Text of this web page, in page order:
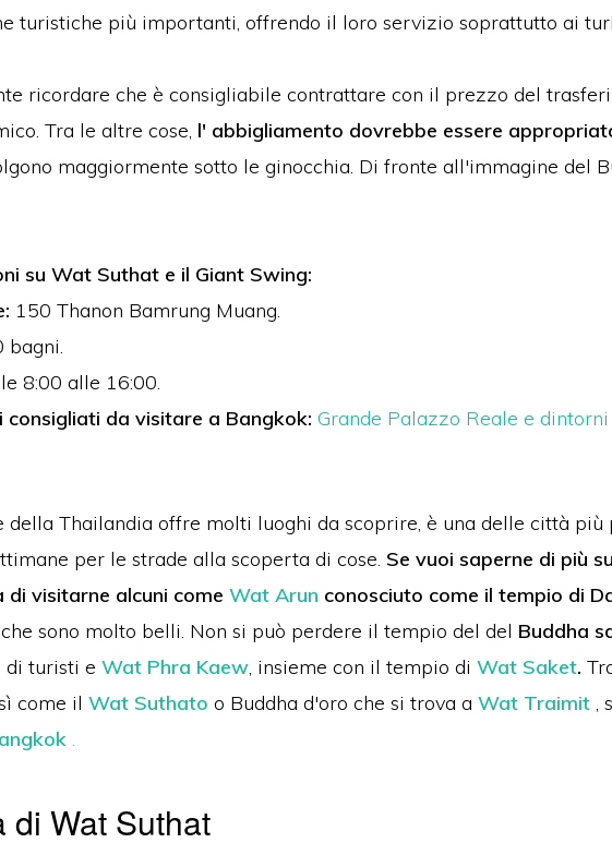
turistiche più importanti, offrendo il loro servizio soprattutto ai
ricordare che è consigliabile contrattare con il prezzo del
Tra le altre cose, l' abbigliamento dovrebbe essere
maggiormente sotto le ginocchia. Di fronte all'immagine del
su Wat Suthat e il Giant Swing:
150 Thanon Bamrung Muang.
bagni.
8:00 alle 16:00.
consigliati da visitare a Bangkok: Grande Palazzo Reale e dintorni
della Thailandia offre molti luoghi da scoprire, è una delle città
per le strade alla scoperta di cose. Se vuoi saperne di più
di visitarne alcuni come Wat Arun conosciuto come il tempio di
che sono molto belli. Non si può perdere il tempio del del Buddha
di turisti e Wat Phra Kaew, insieme con il tempio di Wat Saket.
come il Wat Suthato o Buddha d'oro che si trova a Wat Traimit ,
.
di Wat Suthat